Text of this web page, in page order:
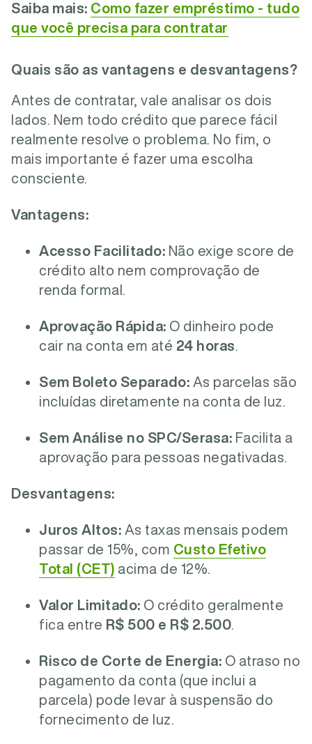
Saiba mais: Como fazer empréstimo - tudo
que você precisa para contratar
Quais são as vantagens e desvantagens?
Antes de contratar, vale analisar os dois
lados. Nem todo crédito que parece fácil
realmente resolve o problema. No fim, o
mais importante é fazer uma escolha
consciente.
Vantagens:
Acesso Facilitado: Não exige score de
crédito alto nem comprovação de
renda formal.
Aprovação Rápida: O dinheiro pode
cair na conta em até 24 horas
Sem Boleto Separado: As parcelas são
incluídas diretamente na conta de luz.
Sem Análise no SPC/Serasa: Facilita a
aprovação para pessoas negativadas.
Desvantagens:
Juros Altos: As taxas mensais podem
passar de 15%, com Custo Efetivo
Total (CET) acima de 12%.
Valor Limitado: O crédito geralmente
fica entre R$ 500 e R$ 2.500
Risco de Corte de Energia: O atraso no
pagamento da conta (que inclui a
parcela) pode levar à suspensão do
fornecimento de luz.